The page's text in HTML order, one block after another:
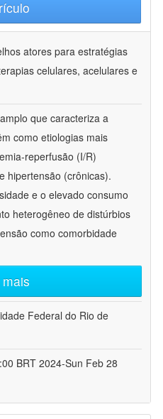
atores para estratégias
celulares, acelulares e
que caracteriza a
como etiologias mais
reperfusão (I/R)
hipertensão (crônicas).
e o elevado consumo
heterogêneo de distúrbios
como comorbidade
Federal do Rio de
BRT 2024-Sun Feb 28